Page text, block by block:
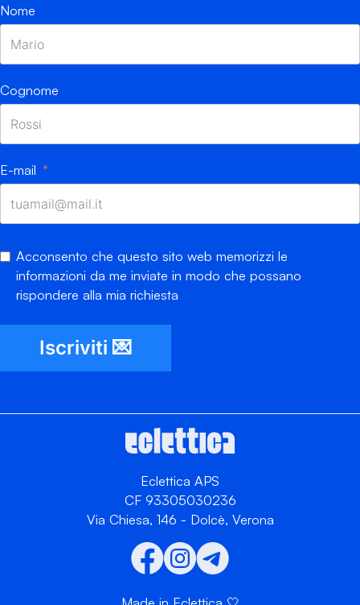
Nome
Cognome
E-mail
Acconsento che questo sito web memorizzi le
informazioni da me inviate in modo che possano
rispondere alla mia richiesta
Iscriviti 💌
Eclettica APS
CF 93305030236
Via Chiesa, 146 - Dolcè, Verona